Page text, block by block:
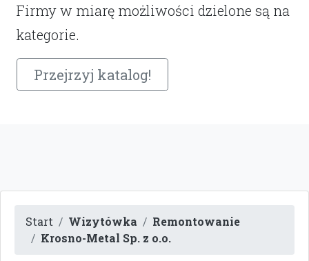
Firmy w miarę możliwości dzielone są na
kategorie.
Przejrzyj katalog!
Start Wizytówka
Remontowanie
Krosno-Metal Sp. z o.o.